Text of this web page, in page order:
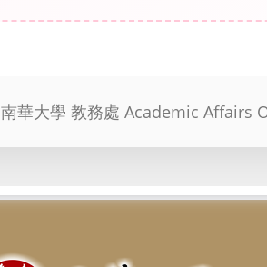
南華大學 教務處 Academic Affairs